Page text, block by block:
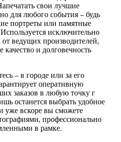
свои лучшие
для любого события – будь
портреты или памятные
исключительно
от ведущих производителей,
качество и долговечность
– в городе или за его
оперативную
заказов в любую точку г
останется выбрать удобное
уже вскоре вы сможете
профессионально
в рамке.